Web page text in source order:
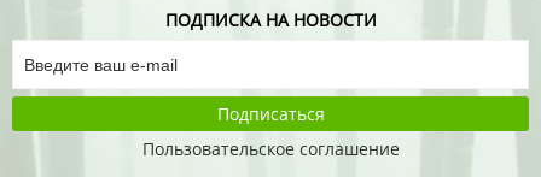
ПОДПИСКА НА НОВОСТИ
Подписаться
Пользовательское соглашение